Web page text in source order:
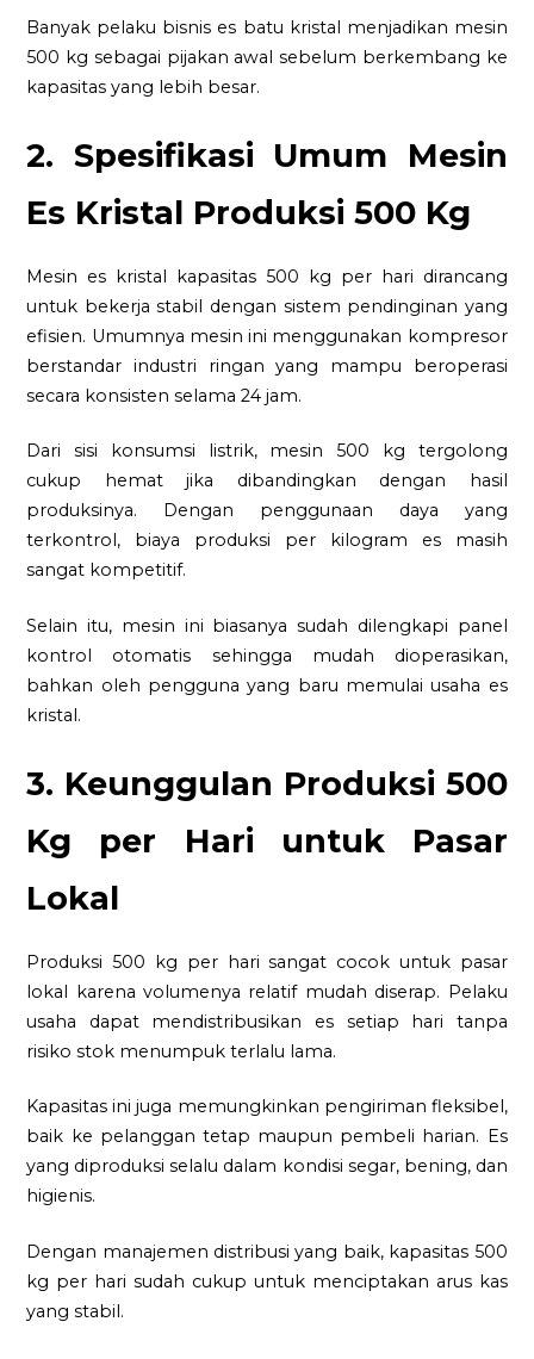
Banyak pelaku bisnis es batu kristal menjadikan mesin
500 kg sebagai pijakan awal sebelum berkembang ke
kapasitas yang lebih besar.
2. Spesifikasi Umum Mesin
Es Kristal Produksi 500 Kg
Mesin es kristal kapasitas 500 kg per hari dirancang
untuk bekerja stabil dengan sistem pendinginan yang
efisien. Umumnya mesin ini menggunakan kompresor
berstandar industri ringan yang mampu beroperasi
secara konsisten selama 24 jam.
Dari sisi konsumsi listrik, mesin 500 kg tergolong
cukup hemat jika dibandingkan dengan hasil
produksinya. Dengan penggunaan daya yang
terkontrol, biaya produksi per kilogram es masih
sangat kompetitif.
Selain itu, mesin ini biasanya sudah dilengkapi panel
kontrol otomatis sehingga mudah dioperasikan,
bahkan oleh pengguna yang baru memulai usaha es
kristal.
3. Keunggulan Produksi 500
Kg per Hari untuk Pasar
Lokal
Produksi 500 kg per hari sangat cocok untuk pasar
lokal karena volumenya relatif mudah diserap. Pelaku
usaha dapat mendistribusikan es setiap hari tanpa
risiko stok menumpuk terlalu lama.
Kapasitas ini juga memungkinkan pengiriman fleksibel,
baik ke pelanggan tetap maupun pembeli harian. Es
yang diproduksi selalu dalam kondisi segar, bening, dan
higienis.
Dengan manajemen distribusi yang baik, kapasitas 500
kg per hari sudah cukup untuk menciptakan arus kas
yang stabil.